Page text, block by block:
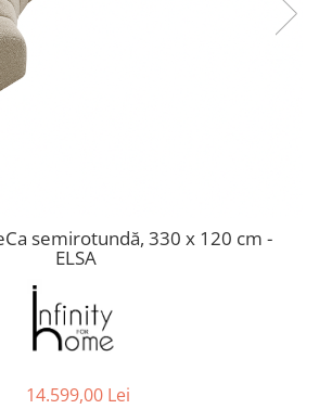
semirotundă, 330 x 120 cm -
ELSA
14.599,00 Lei